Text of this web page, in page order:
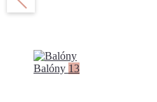
Balóny 13